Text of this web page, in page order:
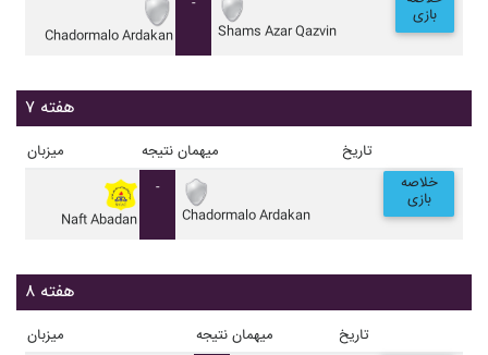
Chadormalo Ardakan
-
Shams Azar Qazvin
بازی
هفته ۷
میزبان نتیجه میهمان تاریخ
Naft Abadan
-
Chadormalo Ardakan
خلاصه
بازی
هفته ۸
میزبان نتیجه میهمان تاریخ